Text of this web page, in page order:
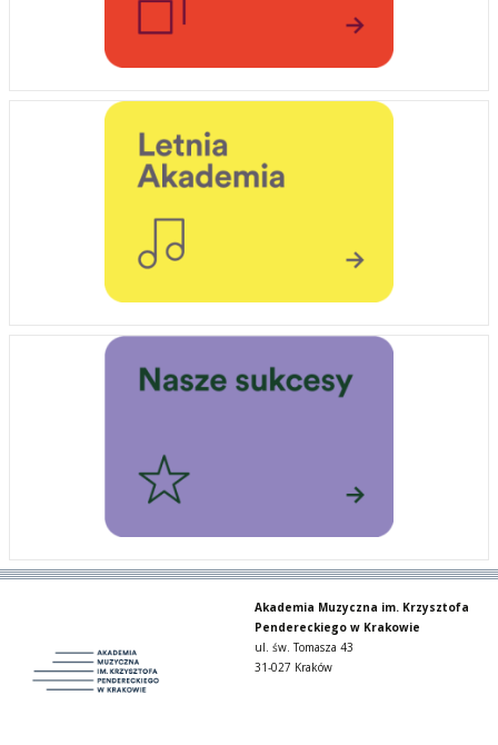
Akademia Muzyczna im. Krzysztofa
Pendereckiego w Krakowie
ul. św. Tomasza 43
31-027 Kraków